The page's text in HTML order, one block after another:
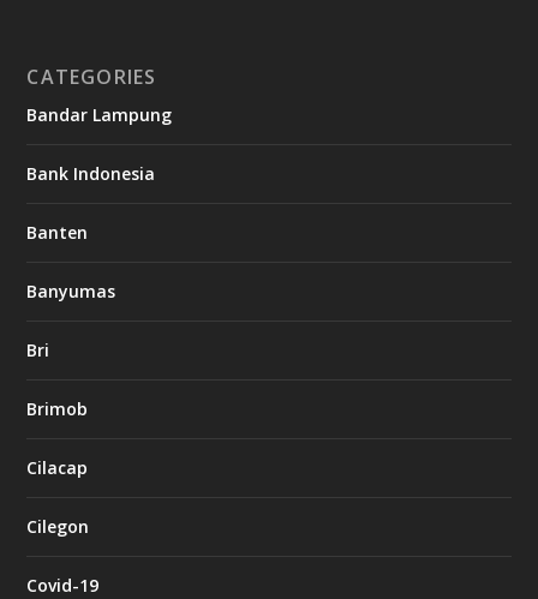
CATEGORIES
Bandar Lampung
Bank Indonesia
Banten
Banyumas
Bri
Brimob
Cilacap
Cilegon
Covid-19